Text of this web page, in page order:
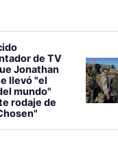
de TV
Jonathan
llevó "el
mundo"
rodaje de